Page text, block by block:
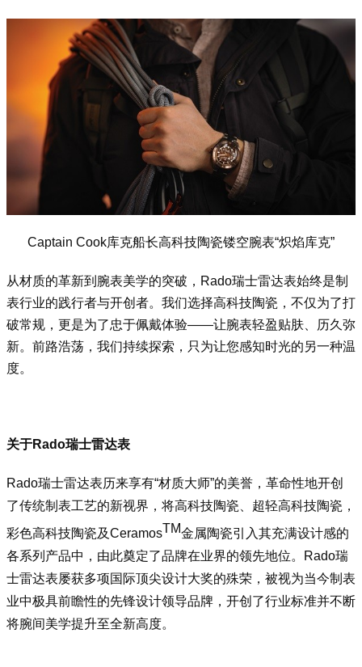
Captain Cook库克船长高科技陶瓷镂空腕表“炽焰库克”
从材质的革新到腕表美学的突破，Rado瑞士雷达表始终是制
表行业的践行者与开创者。我们选择高科技陶瓷，不仅为了打
破常规，更是为了忠于佩戴体验——让腕表轻盈贴肤、历久弥
新。前路浩荡，我们持续探索，只为让您感知时光的另一种温
度。
关于Rado瑞士雷达表
Rado瑞士雷达表历来享有“材质大师”的美誉，革命性地开创
了传统制表工艺的新视界，将高科技陶瓷、超轻高科技陶瓷，
彩色高科技陶瓷及CeramosTM金属陶瓷引入其充满设计感的
各系列产品中，由此奠定了品牌在业界的领先地位。Rado瑞
士雷达表屡获多项国际顶尖设计大奖的殊荣，被视为当今制表
业中极具前瞻性的先锋设计领导品牌，开创了行业标准并不断
将腕间美学提升至全新高度。